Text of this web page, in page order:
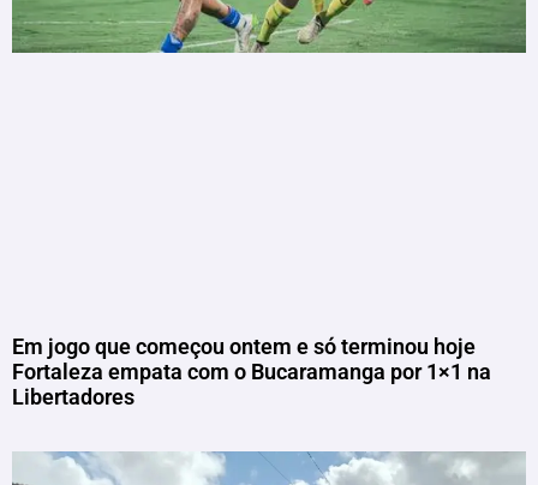
Em jogo que começou ontem e só terminou hoje
Fortaleza empata com o Bucaramanga por 1×1 na
Libertadores